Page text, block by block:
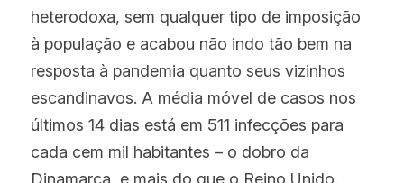
heterodoxa, sem qualquer tipo de imposição
à população e acabou não indo tão bem na
resposta à pandemia quanto seus vizinhos
escandinavos. A média móvel de casos nos
últimos 14 dias está em 511 infecções para
cada cem mil habitantes – o dobro da
Dinamarca, e mais do que o Reino Unido.